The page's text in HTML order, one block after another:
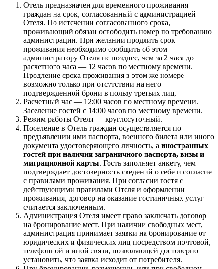
Отель предназначен для временного проживания
граждан на срок, согласованный с администрацией
Отеля. По истечении согласованного срока,
проживающий обязан освободить номер по требованию
администрации. При желании продлить срок
проживания необходимо сообщить об этом
администратору Отеля не позднее, чем за 2 часа до
расчетного часа — 12 часов по местному времени.
Продление срока проживания в этом же номере
возможно только при отсутствии на него
подтвержденной брони в пользу третьих лиц.
Расчетный час — 12:00 часов по местному времени.
Заселение гостей с 14:00 часов по местному времени.
Режим работы Отеля — круглосуточный.
Поселение в Отель граждан осуществляется по
предъявлении ими паспорта, военного билета или иного
документа удостоверяющего личность, а иностранных
гостей при наличии заграничного паспорта, визы и
миграционной карты. Гость заполняет анкету, чем
подтверждает достоверность сведений о себе и согласие
с правилами проживания. При согласии гостя с
действующими правилами Отеля и оформлении
проживания, договор на оказание гостиничных услуг
считается заключенным.
Администрация Отеля имеет право заключать договор
на бронирование мест. При наличии свободных мест,
администрация принимает заявки на бронирование от
юридических и физических лиц посредством почтовой,
телефонной и иной связи, позволяющей достоверно
установить, что заявка исходит от потребителя.